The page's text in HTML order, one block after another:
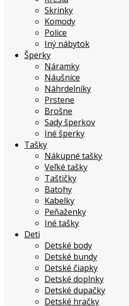
Skrinky
Komody
Police
Iný nábytok
Šperky
Náramky
Náušnice
Náhrdelníky
Prstene
Brošne
Sady šperkov
Iné šperky
Tašky
Nákupné tašky
Veľké tašky
Taštičky
Batohy
Kabelky
Peňaženky
Iné tašky
Deti
Detské body
Detské bundy
Detské čiapky
Detské doplnky
Detské dupačky
Detské hračky